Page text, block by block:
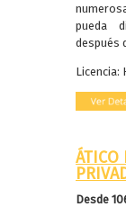
pueda
después
Licencia:
ÁTICO
Desde